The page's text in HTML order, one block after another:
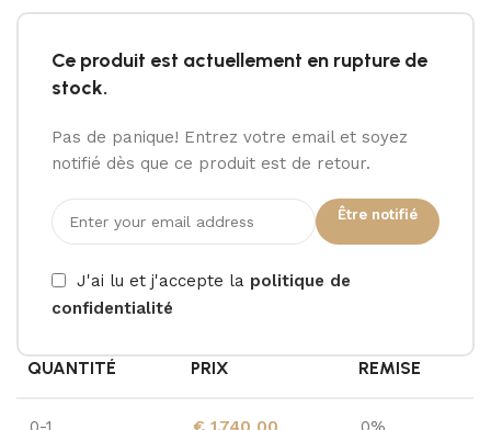
Ce produit est actuellement en rupture de
stock.
Pas de panique! Entrez votre email et soyez
notifié dès que ce produit est de retour.
Être notifié
J'ai lu et j'accepte la politique de
confidentialité
QUANTITÉ PRIX REMISE